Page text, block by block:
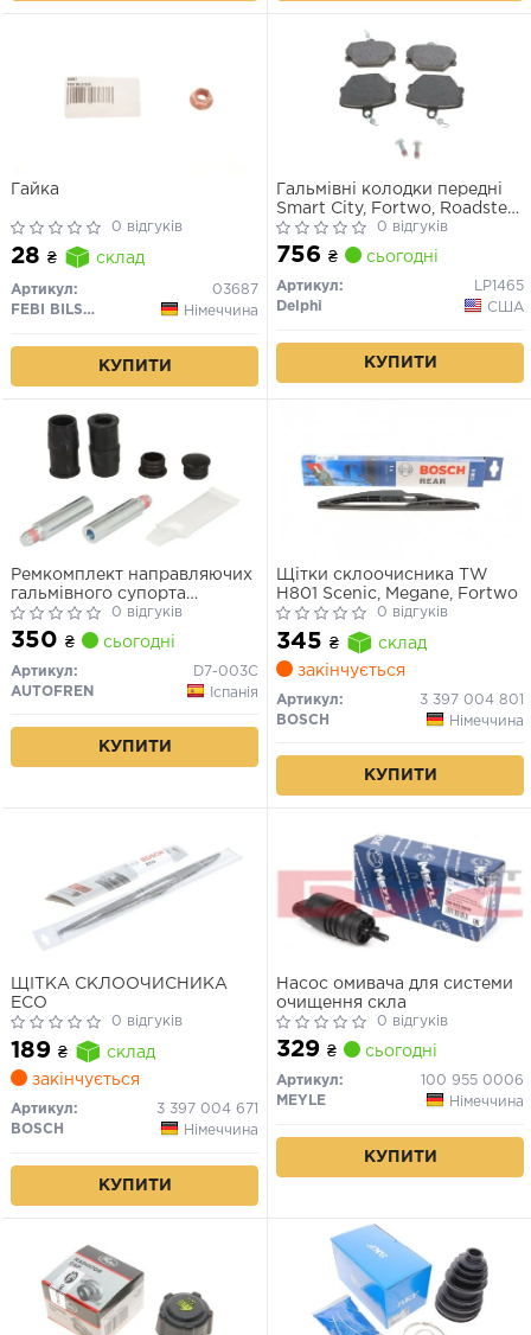
Гайка
0 відгуків
28 ₴ склад
Артикул:
03687
FEBI BILSTEIN
Німеччина
КУПИТИ
Гальмівні колодки передні
Smart City, Fortwo, Roadster
1998→
0 відгуків
756 ₴ сьогодні
Артикул:
LP1465
Delphi
США
КУПИТИ
Ремкомплект направляючих
гальмівного супорта
BMW\FORD\MERCEDES\OPEL\VAG
0 відгуків
350 ₴ сьогодні
Артикул:
D7-003C
AUTOFREN
Іспанія
КУПИТИ
Щітки склоочисника TW
H801 Scenic, Megane, Fortwo
0 відгуків
345 ₴
склад
закінчується
Артикул:
3 397 004 801
BOSCH
Німеччина
КУПИТИ
ЩІТКА СКЛООЧИСНИКА
ECO
0 відгуків
189 ₴
склад
закінчується
Артикул:
3 397 004 671
BOSCH
Німеччина
КУПИТИ
Насос омивача для системи
очищення скла
0 відгуків
329 ₴ сьогодні
Артикул:
100 955 0006
MEYLE
Німеччина
КУПИТИ